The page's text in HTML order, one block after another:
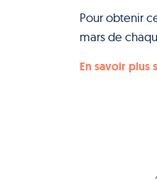
Pour obtenir
mars de
En savoir plus